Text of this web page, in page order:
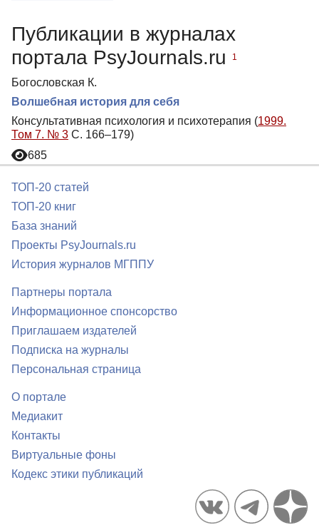
Публикации в журналах
портала PsyJournals.ru
1
Богословская К.
Волшебная история для себя
Консультативная психология и психотерапия (1999.
Том 7. № 3 С. 166–179)
685
ТОП-20 статей
ТОП-20 книг
База знаний
Проекты PsyJournals.ru
История журналов МГППУ
Партнеры портала
Информационное спонсорство
Приглашаем издателей
Подписка на журналы
Персональная страница
О портале
Медиакит
Контакты
Виртуальные фоны
Кодекс этики публикаций